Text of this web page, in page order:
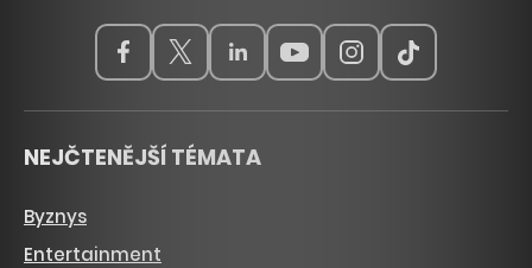
NEJČTENĚJŠÍ TÉMATA
Byznys
Entertainment